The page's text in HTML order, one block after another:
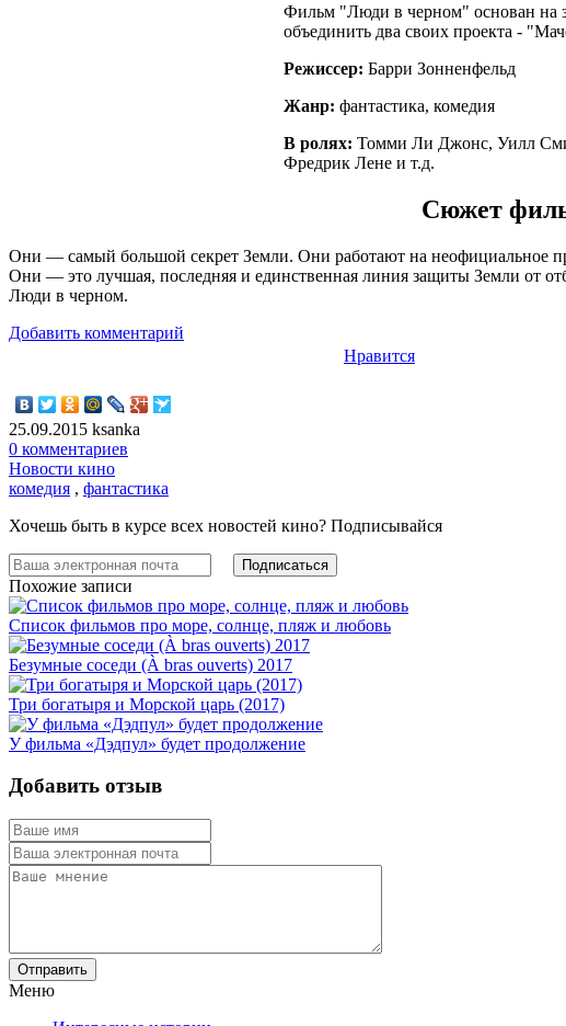
Фильм "Люди в черном" основан на
объединить два своих проекта -
Режиссер: Барри Зонненфельд
Жанр: фантастика, комедия
В ролях: Томми Ли Джонс, Уилл
Фредрик Лене и т.д.
Сюжет
Они — самый большой секрет Земли. Они работают на неофициальное
Они — это лучшая, последняя и единственная линия защиты Земли от
Люди в черном.
Добавить комментарий
Нравится
25.09.2015 ksanka
0 комментариев
Новости кино
комедия , фантастика
Хочешь быть в курсе всех новостей кино? Подписывайся
Похожие записи
Список фильмов про море, солнце, пляж и любовь
Безумные соседи (À bras ouverts) 2017
Три богатыря и Морской царь (2017)
У фильма «Дэдпул» будет продолжение
Добавить отзыв
Отправить
Меню